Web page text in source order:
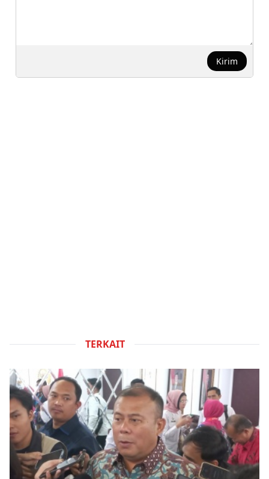
Kirim
TERKAIT